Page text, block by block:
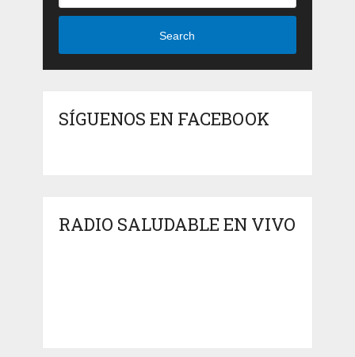
Search
SÍGUENOS EN FACEBOOK
RADIO SALUDABLE EN VIVO